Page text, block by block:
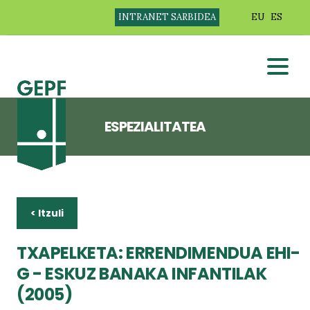
INTRANET SARBIDEA EU ES
ESPEZIALITATEA
< Itzuli
TXAPELKETA: ERRENDIMENDUA EHI-
G - ESKUZ BANAKA INFANTILAK
(2005)